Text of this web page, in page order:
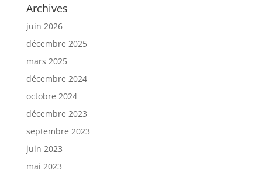
Archives
juin 2026
décembre 2025
mars 2025
décembre 2024
octobre 2024
décembre 2023
septembre 2023
juin 2023
mai 2023